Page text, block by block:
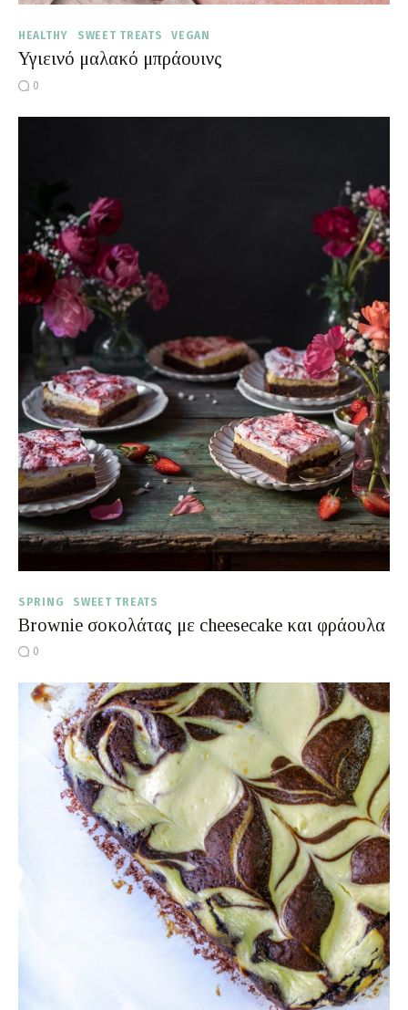
HEALTHY SWEET TREATS VEGAN
Υγιεινό μαλακό μπράουινς
0
SPRING SWEET TREATS
Βrownie σοκολάτας με cheesecake και φράουλα
0